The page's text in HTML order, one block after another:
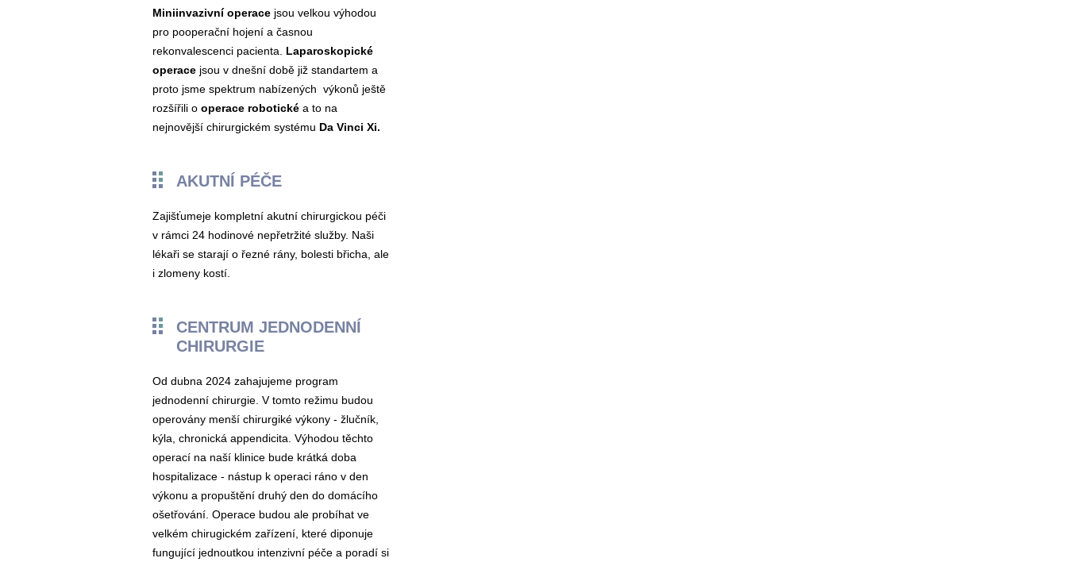
Miniinvazivní operace jsou velkou výhodou
pro pooperační hojení a časnou
rekonvalescenci pacienta. Laparoskopické
operace jsou v dnešní době již standartem a
proto jsme spektrum nabízených výkonů ještě
rozšířili o operace robotické a to na
nejnovější chirurgickém systému Da Vinci Xi.
AKUTNÍ PÉČE
Zajišťumeje kompletní akutní chirurgickou péči
v rámci 24 hodinové nepřetržité služby. Naši
lékaři se starají o řezné rány, bolesti břicha, ale
i zlomeny kostí.
CENTRUM JEDNODENNÍ
CHIRURGIE
Od dubna 2024 zahajujeme program
jednodenní chirurgie. V tomto režimu budou
operovány menší chirurgiké výkony - žlučník,
kýla, chronická appendicita. Výhodou těchto
operací na naší klinice bude krátká doba
hospitalizace - nástup k operaci ráno v den
výkonu a propuštění druhý den do domácího
ošetřování. Operace budou ale probíhat ve
velkém chirugickém zařízení, které diponuje
fungující jednoutkou intenzivní péče a poradí si